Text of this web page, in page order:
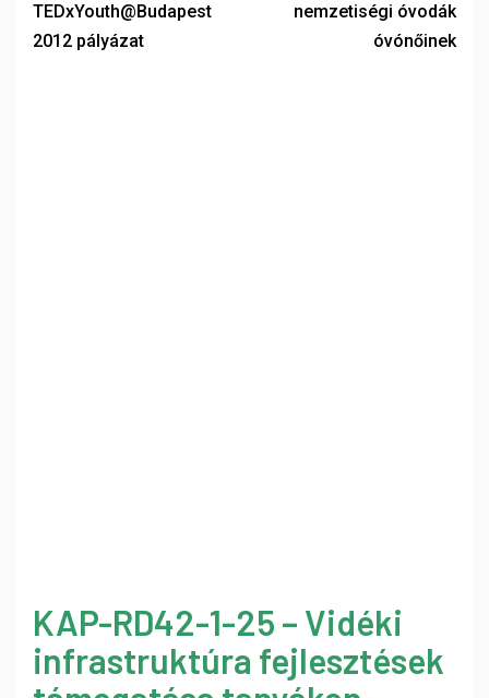
TEDxYouth@Budapest
2012 pályázat
nemzetiségi óvodák
óvónőinek
KAP-RD42-1-25 – Vidéki
infrastruktúra fejlesztések